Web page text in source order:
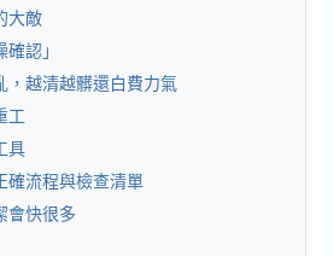
大敵
認」
，越清越髒還白費力氣
工
具
確流程與檢查清單
會快很多